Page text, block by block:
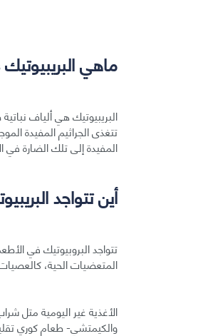
ماهي البريبيوتيك prebiotics--؟
البريبيوتيك هي ألياف
تتغذى الجراثيم المفيدة
المفيدة إلى تلك الضارة
أين تتواجد
تتواجد البروبيوتيك في
المتعضيات الحية، كالعصيات
الأغذية غير اليومية متل
والكيمتشي- طعام كوري